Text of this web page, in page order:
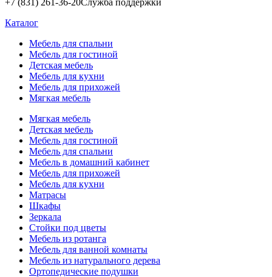
+7 (831) 261-36-20Служба поддержки
Каталог
Мебель для спальни
Мебель для гостиной
Детская мебель
Мебель для кухни
Мебель для прихожей
Мягкая мебель
Мягкая мебель
Детская мебель
Мебель для гостиной
Мебель для спальни
Мебель в домашний кабинет
Мебель для прихожей
Мебель для кухни
Матрасы
Шкафы
Зеркала
Стойки под цветы
Мебель из ротанга
Мебель для ванной комнаты
Мебель из натурального дерева
Ортопедические подушки